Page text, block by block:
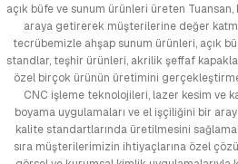
açık büfe ve sunum ürünleri üreten
araya getirerek müşterilerine değer
tecrübemizle ahşap sunum ürünleri, açık
standlar, teşhir ürünleri, akrilik şeffaf
özel birçok ürünün üretimini
CNC işleme teknolojileri, lazer kesim ve
boyama uygulamaları ve el işçiliğini bir
kalite standartlarında üretilmesini
sıra müşterilerimizin ihtiyaçlarına özel